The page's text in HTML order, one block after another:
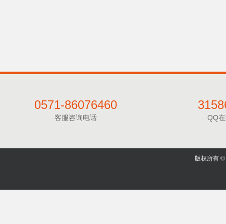
0571-86076460
客服咨询电话 QQ
版权所有